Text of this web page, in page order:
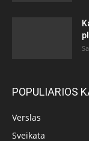
POPULIARIOS
Verslas
Sveikata